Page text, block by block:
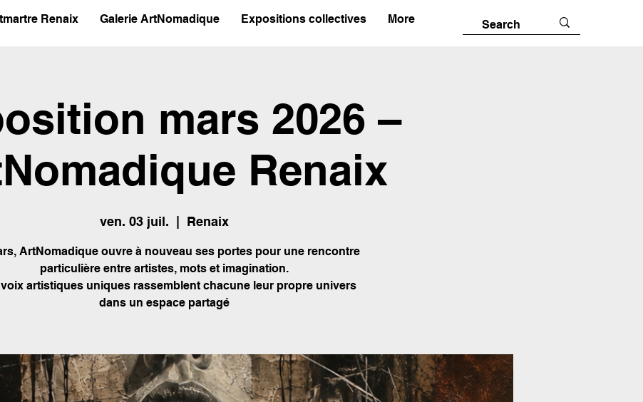
Renaix Galerie ArtNomadique Expositions collectives More
mars 2026 –
Renaix
ven. 03 juil. Renaix
ArtNomadique ouvre à nouveau ses portes pour une rencontre
particulière entre artistes, mots et imagination.
artistiques uniques rassemblent chacune leur propre univers
dans un espace partagé